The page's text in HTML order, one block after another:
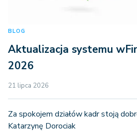
BLOG
Aktualizacja systemu
2026
21 lipca 2026
Za spokojem działów kadr stoją
Katarzynę Dorociak